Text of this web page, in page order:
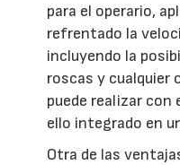
para el operario,
refrentado la
incluyendo la
roscas y cualquier
puede realizar
ello integrado en
Otra de las